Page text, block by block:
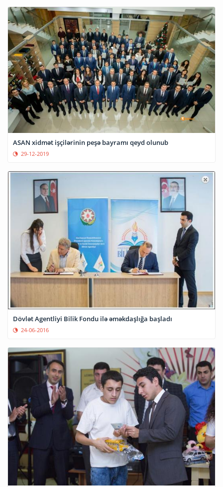
ASAN xidmət işçilərinin peşə bayramı qeyd olunub
29-12-2019
Dövlət Agentliyi Bilik Fondu ilə əməkdaşlığa başladı
24-06-2016